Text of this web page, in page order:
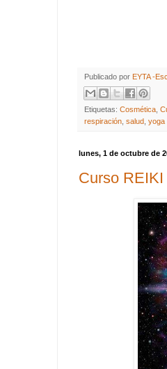
Publicado por EYTA -
Etiquetas: Cosmética
respiración salud yoga
lunes, 1 de octubre de
Curso